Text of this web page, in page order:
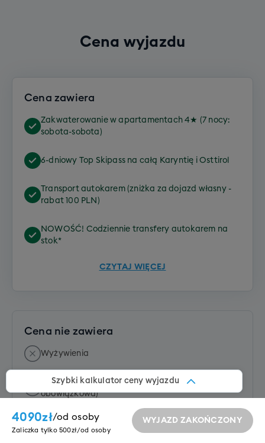
4090zł/od osoby
Zaliczka tylko 500zł/od osoby
WYJAZD ZAKOŃCZONY
Cena wyjazdu
Cena zawiera
Zakwaterowanie w apartamentach 4★ (7 nocy:
sobota-sobota)
6-dniowy Top Skipass na całą Karyntię i Osttirol
Transport autokarem (zniżka za dojazd własny -
rabat 100 PLN)
NOWOŚĆ! Codziennie transfery autokarem na
stok*
CZYTAJ WIĘCEJ
Cena nie zawiera
Wyżywienia
Taksy klimatycznej 20 EUR/osoba (opłata
obowiązkowa)
Opłaty "Starter Pack" - 40 EUR/osoba (pościel i
sprzątanie końcowe*) (opłata obowiązkowa)
Szybki kalkulator ceny wyjazdu